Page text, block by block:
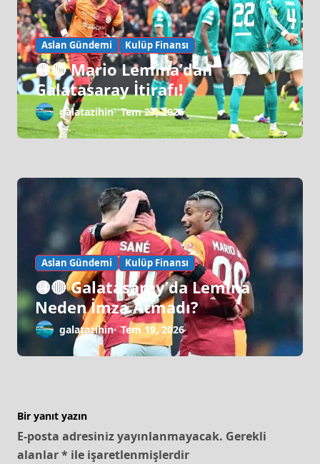
Aslan Gündemi Kulüp Finansı
🟡🔴 Mario Lemina’dan
Galatasaray İtirafı!
galatazihin Tem 27, 2026
Aslan Gündemi Kulüp Finansı
🟡🔴 Galatasaray’da Lemina
Neden İmza Atmadı?
galatazihin Tem 19, 2026
Bir yanıt yazın
E-posta adresiniz yayınlanmayacak. Gerekli
alanlar* ile işaretlenmişlerdir